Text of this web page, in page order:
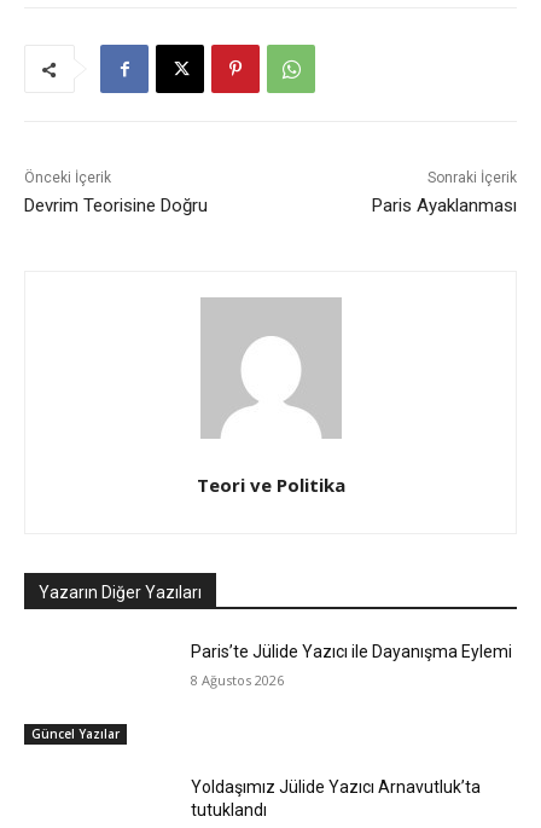
Önceki İçerik
Devrim Teorisine Doğru
Sonraki İçerik
Paris Ayaklanması
Teori ve Politika
Yazarın Diğer Yazıları
Güncel Yazılar
Paris’te Jülide Yazıcı ile Dayanışma Eylemi
8 Ağustos 2026
Yoldaşımız Jülide Yazıcı Arnavutluk’ta
tutuklandı